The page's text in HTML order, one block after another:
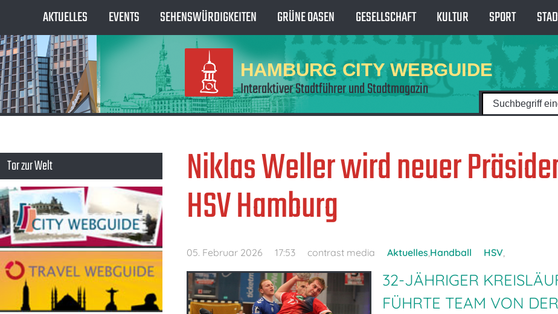
AKTUELLES EVENTS SEHENSWÜRDIGKEITEN GRÜNE OASEN GESELLSCHAFT KULTUR SPORT
HAMBURG CITY WEBGUIDE
Interaktiver Stadtführer und Stadtmagazin
Niklas Weller wird neuer
HSV Hamburg
05. Februar 2026 17:53 contrast media Aktuelles,Handball HSV,
32-JÄHRIGER
FÜHRTE TEAM VON
Tor zur Welt